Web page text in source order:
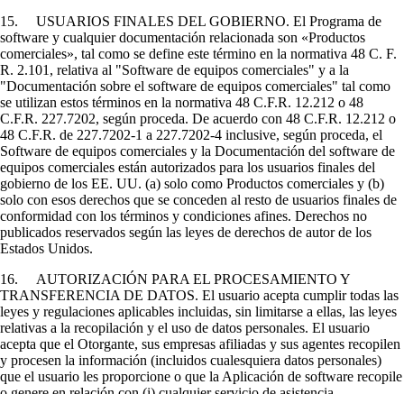
15. USUARIOS FINALES DEL GOBIERNO. El Programa de
software y cualquier documentación relacionada son «Productos
comerciales», tal como se define este término en la normativa 48 C. F.
R. 2.101, relativa al "Software de equipos comerciales" y a la
"Documentación sobre el software de equipos comerciales" tal como
se utilizan estos términos en la normativa 48 C.F.R. 12.212 o 48
C.F.R. 227.7202, según proceda. De acuerdo con 48 C.F.R. 12.212 o
48 C.F.R. de 227.7202-1 a 227.7202-4 inclusive, según proceda, el
Software de equipos comerciales y la Documentación del software de
equipos comerciales están autorizados para los usuarios finales del
gobierno de los EE. UU. (a) solo como Productos comerciales y (b)
solo con esos derechos que se conceden al resto de usuarios finales de
conformidad con los términos y condiciones afines. Derechos no
publicados reservados según las leyes de derechos de autor de los
Estados Unidos.
16. AUTORIZACIÓN PARA EL PROCESAMIENTO Y
TRANSFERENCIA DE DATOS. El usuario acepta cumplir todas las
leyes y regulaciones aplicables incluidas, sin limitarse a ellas, las leyes
relativas a la recopilación y el uso de datos personales. El usuario
acepta que el Otorgante, sus empresas afiliadas y sus agentes recopilen
y procesen la información (incluidos cualesquiera datos personales)
que el usuario les proporcione o que la Aplicación de software recopile